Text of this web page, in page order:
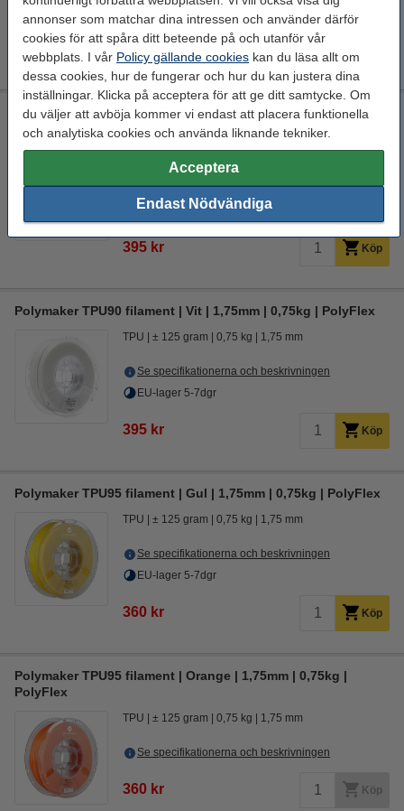
annonser som matchar dina intressen och använder därför
cookies för att spåra ditt beteende på och utanför vår
webbplats. I vår Policy gällande cookies kan du läsa allt om
dessa cookies, hur de fungerar och hur du kan justera dina
inställningar. Klicka på acceptera för att ge ditt samtycke. Om
du väljer att avböja kommer vi endast att placera funktionella
och analytiska cookies och använda liknande tekniker.
Acceptera
Endast Nödvändiga
395 kr
För tillfället slut
Polymaker TPU90 filament | Svart | 1,75mm | 0,75kg |
PolyFlex
TPU ± 125 gram 0,75 kg 1,75 mm
Se specifikationerna och beskrivningen
EU-lager 5-7dgr
395 kr Köp
Polymaker TPU90 filament | Vit | 1,75mm | 0,75kg | PolyFlex
TPU ± 125 gram 0,75 kg 1,75 mm
Se specifikationerna och beskrivningen
EU-lager 5-7dgr
395 kr Köp
Polymaker TPU95 filament | Gul | 1,75mm | 0,75kg | PolyFlex
TPU ± 125 gram 0,75 kg 1,75 mm
Se specifikationerna och beskrivningen
EU-lager 5-7dgr
360 kr Köp
Polymaker TPU95 filament | Orange | 1,75mm | 0,75kg |
PolyFlex
TPU ± 125 gram 0,75 kg 1,75 mm
Se specifikationerna och beskrivningen
360 kr Köp